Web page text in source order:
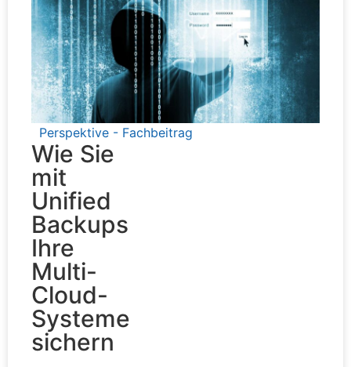
Perspektive - Fachbeitrag
Wie Sie
mit
Unified
Backups
Ihre
Multi-
Cloud-
Systeme
sichern